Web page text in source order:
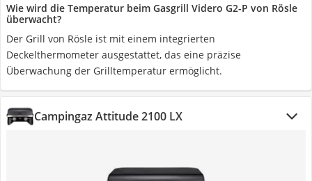
Wie wird die Temperatur beim Gasgrill Videro G2-P von Rösle
überwacht?
Der Grill von Rösle ist mit einem integrierten
Deckelthermometer ausgestattet, das eine präzise
Überwachung der Grilltemperatur ermöglicht.
Campingaz Attitude 2100 LX